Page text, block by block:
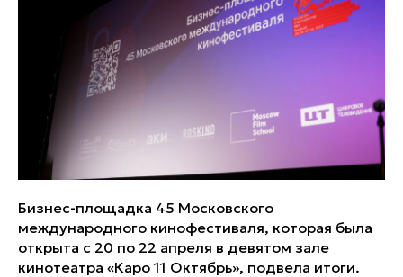
Бизнес-площадка 45 Московского
международного кинофестиваля, которая была
открыта с 20 по 22 апреля в девятом зале
кинотеатра «Каро 11 Октябрь», подвела итоги.